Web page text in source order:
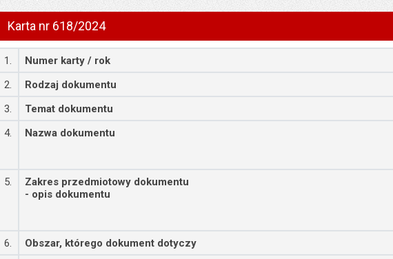
Karta nr 618/2024
Szczegóły
1. Numer karty / rok
2.
Rodzaj dokumentu
3.
Temat dokumentu
4.
Nazwa dokumentu
5.
Zakres przedmiotowy dokumentu
- opis dokumentu
6.
Obszar, którego dokument dotyczy